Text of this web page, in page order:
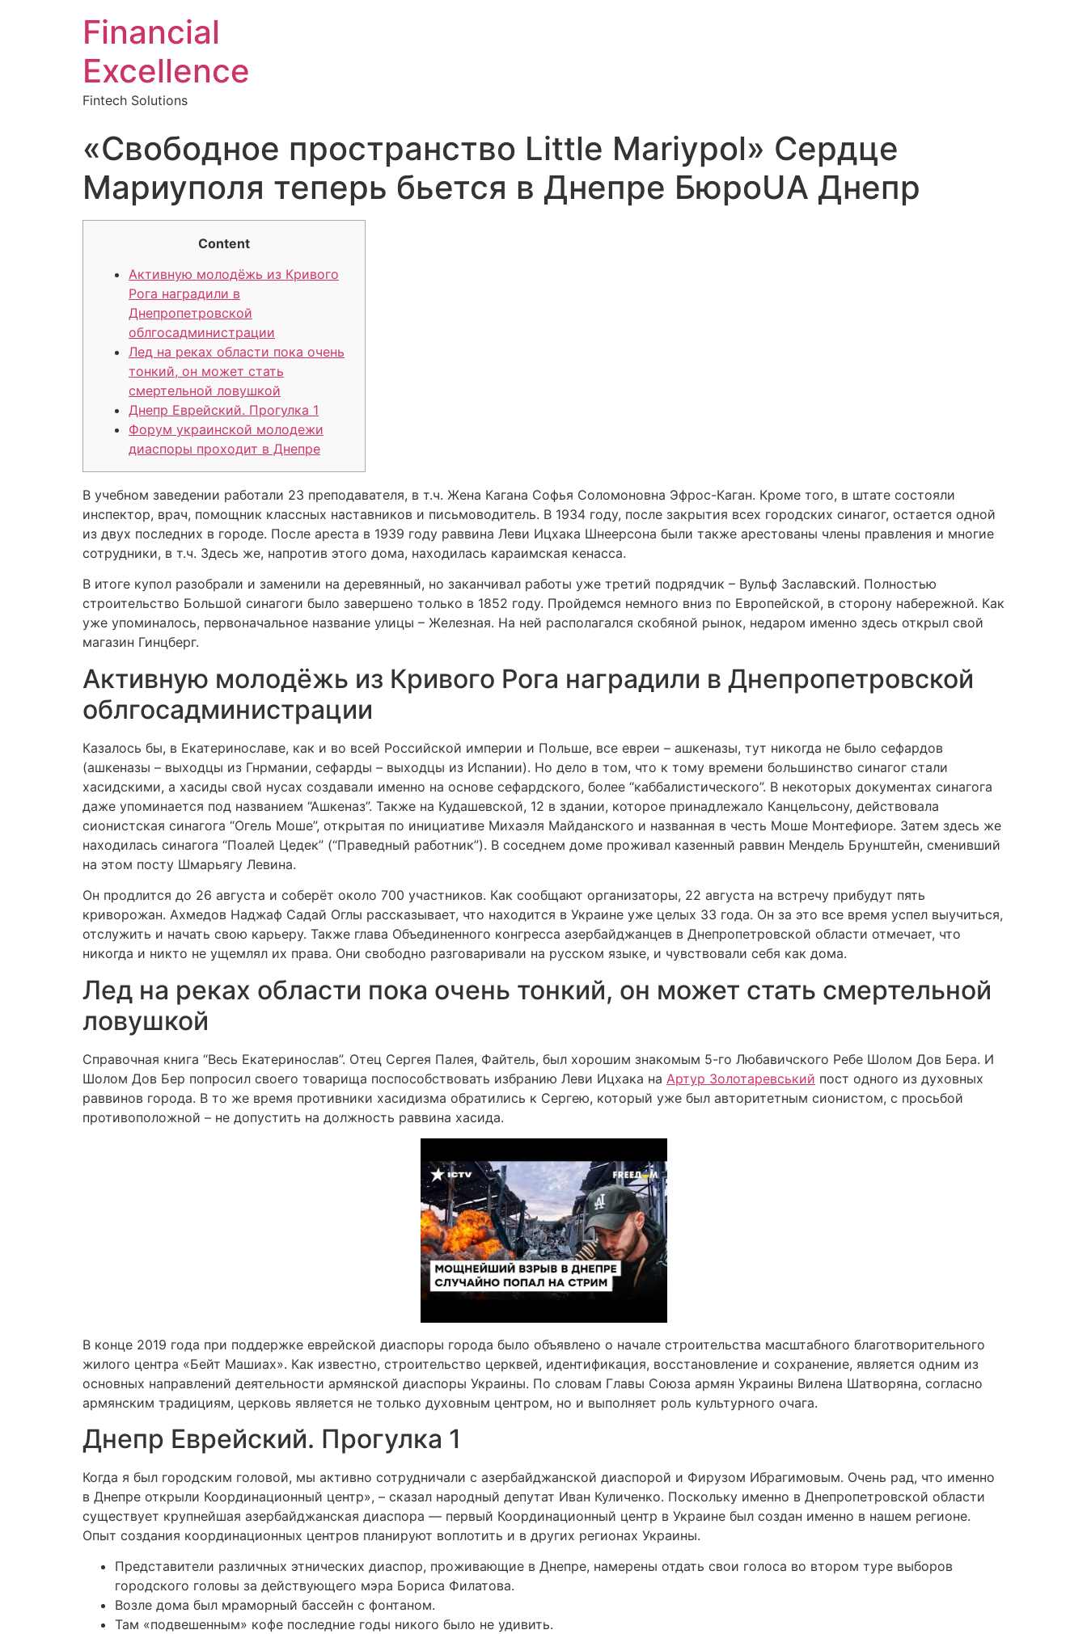
Financial
Excellence
Fintech Solutions
«Свободное пространство Little Mariypol» Сердце
Мариуполя теперь бьется в Днепре БюроUA Днепр
Content
Активную молодёжь из Кривого
Рога наградили в
Днепропетровской
облгосадминистрации
Лед на реках области пока очень
тонкий, он может стать
смертельной ловушкой
Днепр Еврейский. Прогулка 1
Форум украинской молодежи
диаспоры проходит в Днепре
В учебном заведении работали 23 преподавателя, в т.ч. Жена Кагана Софья Соломоновна Эфрос-Каган. Кроме того, в штате состояли
инспектор, врач, помощник классных наставников и письмоводитель. В 1934 году, после закрытия всех городских синагог, остается одной
из двух последних в городе. После ареста в 1939 году раввина Леви Ицхака Шнеерсона были также арестованы члены правления и многие
сотрудники, в т.ч. Здесь же, напротив этого дома, находилась караимская кенасса.
В итоге купол разобрали и заменили на деревянный, но заканчивал работы уже третий подрядчик – Вульф Заславский. Полностью
строительство Большой синагоги было завершено только в 1852 году. Пройдемся немного вниз по Европейской, в сторону набережной. Как
уже упоминалось, первоначальное название улицы – Железная. На ней располагался скобяной рынок, недаром именно здесь открыл свой
магазин Гинцберг.
Активную молодёжь из Кривого Рога наградили в Днепропетровской
облгосадминистрации
Казалось бы, в Екатеринославе, как и во всей Российской империи и Польше, все евреи – ашкеназы, тут никогда не было сефардов
(ашкеназы – выходцы из Гнрмании, сефарды – выходцы из Испании). Но дело в том, что к тому времени большинство синагог стали
хасидскими, а хасиды свой нусах создавали именно на основе сефардского, более “каббалистического”. В некоторых документах синагога
даже упоминается под названием “Ашкеназ”. Также на Кудашевской, 12 в здании, которое принадлежало Канцельсону, действовала
сионистская синагога “Огель Моше”, открытая по инициативе Михаэля Майданского и названная в честь Моше Монтефиоре. Затем здесь же
находилась синагога “Поалей Цедек” (“Праведный работник”). В соседнем доме проживал казенный раввин Мендель Брунштейн, сменивший
на этом посту Шмарьягу Левина.
Он продлится до 26 августа и соберёт около 700 участников. Как сообщают организаторы, 22 августа на встречу прибудут пять
криворожан. Ахмедов Наджаф Садай Оглы рассказывает, что находится в Украине уже целых 33 года. Он за это все время успел выучиться,
отслужить и начать свою карьеру. Также глава Объединенного конгресса азербайджанцев в Днепропетровской области отмечает, что
никогда и никто не ущемлял их права. Они свободно разговаривали на русском языке, и чувствовали себя как дома.
Лед на реках области пока очень тонкий, он может стать смертельной
ловушкой
Справочная книга “Весь Екатеринослав”. Отец Сергея Палея, Файтель, был хорошим знакомым 5-го Любавичского Ребе Шолом Дов Бера. И
Шолом Дов Бер попросил своего товарища поспособствовать избранию Леви Ицхака на Артур Золотаревський пост одного из духовных
раввинов города. В то же время противники хасидизма обратились к Сергею, который уже был авторитетным сионистом, с просьбой
противоположной – не допустить на должность раввина хасида.
В конце 2019 года при поддержке еврейской диаспоры города было объявлено о начале строительства масштабного благотворительного
жилого центра «Бейт Машиах». Как известно, строительство церквей, идентификация, восстановление и сохранение, является одним из
основных направлений деятельности армянской диаспоры Украины. По словам Главы Союза армян Украины Вилена Шатворяна, согласно
армянским традициям, церковь является не только духовным центром, но и выполняет роль культурного очага.
Днепр Еврейский. Прогулка 1
Когда я был городским головой, мы активно сотрудничали с азербайджанской диаспорой и Фирузом Ибрагимовым. Очень рад, что именно
в Днепре открыли Координационный центр», – сказал народный депутат Иван Куличенко. Поскольку именно в Днепропетровской области
существует крупнейшая азербайджанская диаспора — первый Координационный центр в Украине был создан именно в нашем регионе.
Опыт создания координационных центров планируют воплотить и в других регионах Украины.
Представители различных этнических диаспор, проживающие в Днепре, намерены отдать свои голоса во втором туре выборов
городского головы за действующего мэра Бориса Филатова.
Возле дома был мраморный бассейн с фонтаном.
Там «подвешенным» кофе последние годы никого было не удивить.